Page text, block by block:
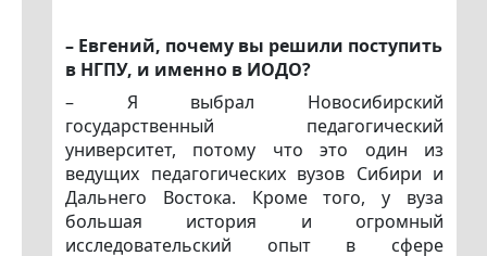
– Евгений, почему вы решили поступить
в НГПУ, и именно в ИОДО?
– Я выбрал Новосибирский
государственный педагогический
университет, потому что это один из
ведущих педагогических вузов Сибири и
Дальнего Востока. Кроме того, у вуза
большая история и огромный
исследовательский опыт в сфере